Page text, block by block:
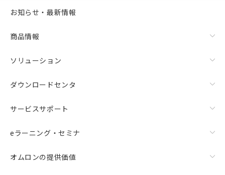
漏れ電流特性
お知らせ・最新情報
商品情報
ソリューション
ダウンロードセンタ
サービスサポート
eラーニング・セミナ
オムロンの提供価値